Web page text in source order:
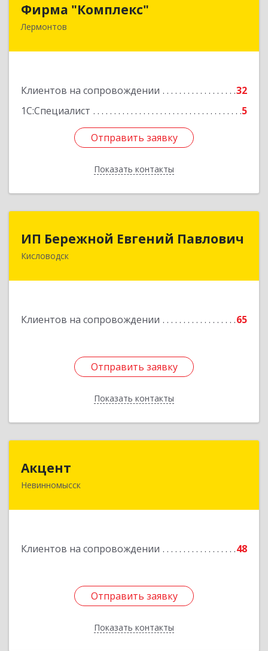
Фирма "Комплекс"
Лермонтов
Клиентов на сопровождении
32
1С:Специалист
5
Отправить заявку
Показать контакты
357348, Ставропольский край, Лермонтов г,
Отправить заявку
Назад
ИП Бережной Евгений Павлович
Кисловодск
Клиентов на сопровождении 65
Отправить заявку
Показать контакты
ИП Бережной Евгений Павлович
357748, Ставропольский край, Кисловодск г,
Отправить заявку
Назад
Акцент
Невинномысск
Клиентов на сопровождении 48
Отправить заявку
Показать контакты
357112, Ставропольский край, Невинномысск г,
Отправить заявку
Назад